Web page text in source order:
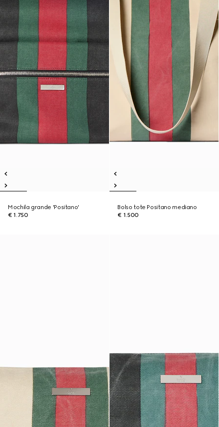
Mochila grande 'Positano'
€ 1.750
Bolso tote Positano mediano
€ 1.500